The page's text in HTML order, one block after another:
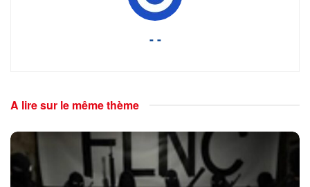
- -
A lire sur le même thème